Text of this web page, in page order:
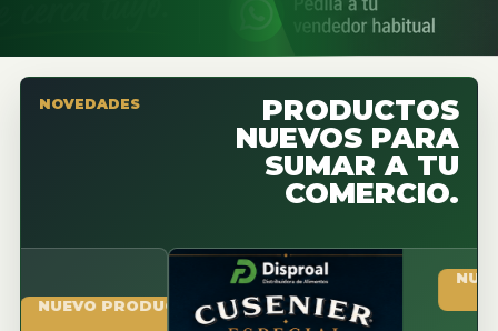
NOVEDADES
PRODUCTOS
NUEVOS PARA
SUMAR A TU
COMERCIO.
PRODUCTO
NUEVO